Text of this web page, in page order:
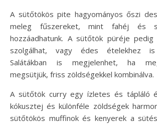
A sütőtökös pite hagyományos őszi
meleg fűszereket, mint fahéj és
hozzáadhatunk. A sütőtök püréje
szolgálhat, vagy édes ételekhez is
Salátákban is megjelenhet, ha
megsütjük, friss zöldségekkel kombinálva.
A sütőtök curry egy ízletes és tápláló
kókusztej és különféle zöldségek
sütőtökös muffinok és kenyerek a